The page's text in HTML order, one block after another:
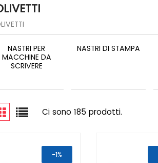
NASTRI PER
MACCHINE DA
SCRIVERE
NASTRI DI STAMPA
Ci sono 185 prodotti.
-1%